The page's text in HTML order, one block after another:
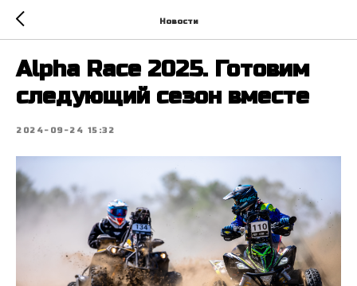
Новости
Alpha Race 2025. Готовим
следующий сезон вместе
2024-09-24 15:32